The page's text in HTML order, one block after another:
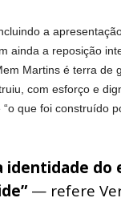
a
ainda a reposição
Martins é terra de
com esforço e
que foi construído
do
— refere